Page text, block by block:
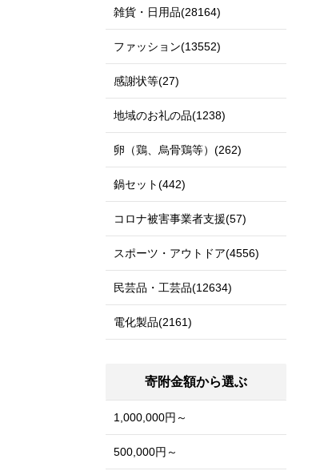
雑貨・日用品(28164)
ファッション(13552)
感謝状等(27)
地域のお礼の品(1238)
卵（鶏、烏骨鶏等）(262)
鍋セット(442)
コロナ被害事業者支援(57)
スポーツ・アウトドア(4556)
民芸品・工芸品(12634)
電化製品(2161)
寄附金額から選ぶ
1,000,000円～
500,000円～